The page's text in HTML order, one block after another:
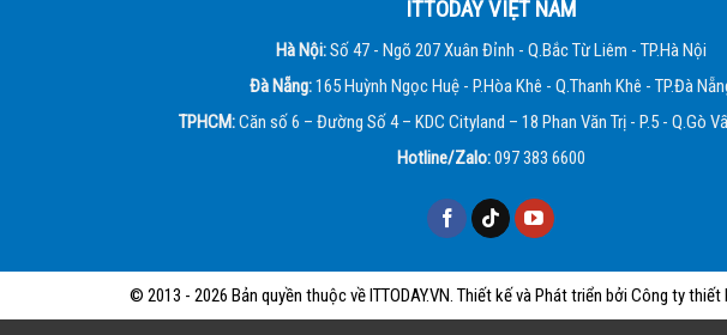
ITTODAY VIỆT NAM
Hà Nội:Số 47 - Ngõ 207 Xuân Đỉnh - Q.Bắc Từ Liêm - TP.Hà Nội
Đà Nẵng:165 Huỳnh Ngọc Huệ - P.Hòa Khê - Q.Thanh Khê - TP.Đà
TPHCM:Căn số 6 – Đường Số 4 – KDC Cityland – 18 Phan Văn Trị - P.5 - Q.Gò
Hotline/Zalo:097 383 6600
© 2013 - 2026 Bản quyền thuộc về ITTODAY.VN. Thiết kế và Phát triển bởi Công ty thiết